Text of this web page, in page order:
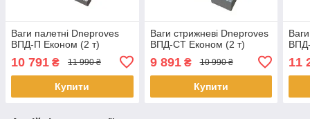
Ваги палетні Dneproves
ВПД-П Економ (2 т)
10 791 ₴ 11 990 ₴
Купити
Ваги стрижневі Dneproves
ВПД-СТ Економ (2 т)
9 891₴ 10 990 ₴
Купити
11